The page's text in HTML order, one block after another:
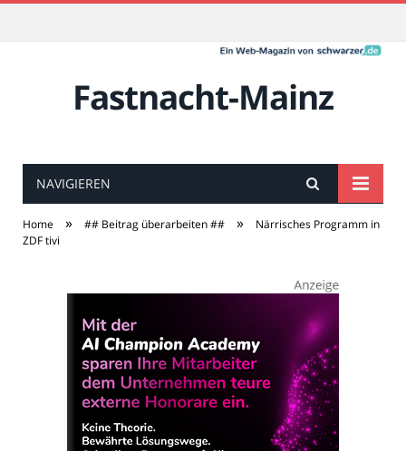
Fastnacht-Mainz
NAVIGIEREN
Home » ## Beitrag überarbeiten ## »
Närrisches Programm in
ZDF tivi